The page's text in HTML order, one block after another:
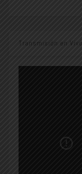
Transmisión en Vivo